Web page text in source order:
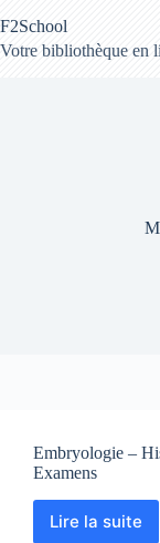
au
contenu
F2School
Votre bibliothèque en
Embryologie –
Examens
Lire la suite